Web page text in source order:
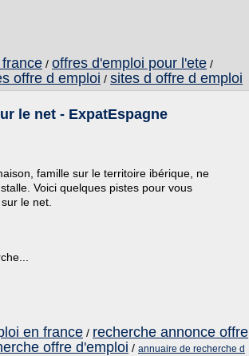
/ offres d'emploi pour l'ete /
offre d emploi / sites d offre d emploi
le net - ExpatEspagne
famille sur le territoire ibérique, ne
Voici quelques pistes pour vous
le net.
en france / recherche annonce offre
offre d'emploi / annuaire de recherche d